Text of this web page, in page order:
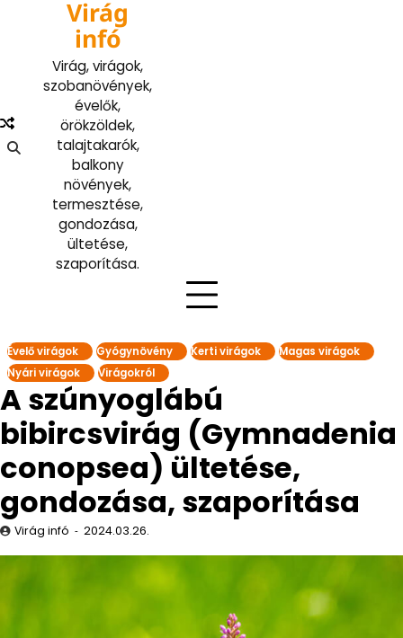
Virág
infó
Virág, virágok,
szobanövények,
évelők,
örökzöldek,
talajtakarók,
balkony
növények,
termesztése,
gondozása,
ültetése,
szaporítása.
Évelő virágok Gyógynövény Kerti virágok
Magas virágok
Nyári virágok
Virágokról
A szúnyoglábú
bibircsvirág (Gymnadenia
conopsea) ültetése,
gondozása, szaporítása
Virág infó 2024.03.26.